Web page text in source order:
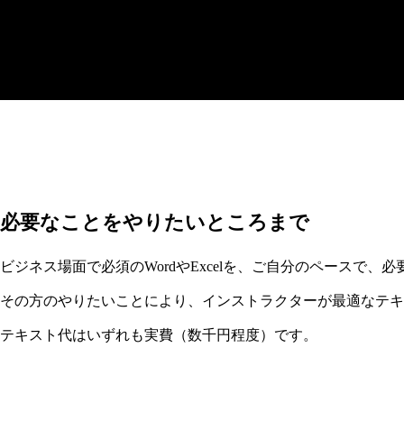
必要なことをやりたいところまで
ビジネス場面で必須のWordやExcelを、ご自分のペースで、
その方のやりたいことにより、インストラクターが最適なテ
テキスト代はいずれも実費（数千円程度）です。